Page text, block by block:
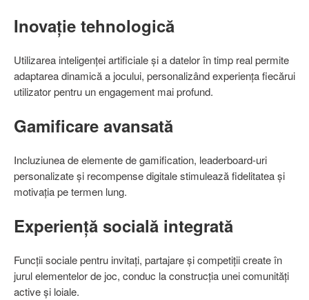
Inovație tehnologică
Utilizarea inteligenței artificiale și a datelor în timp real permite
adaptarea dinamică a jocului, personalizând experiența fiecărui
utilizator pentru un engagement mai profund.
Gamificare avansată
Incluziunea de elemente de gamification, leaderboard-uri
personalizate și recompense digitale stimulează fidelitatea și
motivația pe termen lung.
Experiență socială integrată
Funcții sociale pentru invitați, partajare și competiții create în
jurul elementelor de joc, conduc la construcția unei comunități
active și loiale.